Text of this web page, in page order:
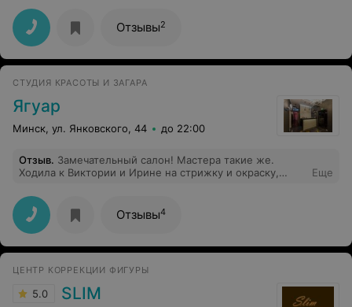
педикюр отдельно спасибо, с моими проблемными
ножками справились "на ура" Мои рекомендации.
Отзывы2
СТУДИЯ КРАСОТЫ И ЗАГАРА
Ягуар
Минск, ул. Янковского, 44 до 22:00
Отзыв. Замечательный салон! Мастера такие же.
Ходила к Виктории и Ирине на стрижку и окраску,
Еще
Отзывы4
ЦЕНТР КОРРЕКЦИИ ФИГУРЫ
5.0 SLIM